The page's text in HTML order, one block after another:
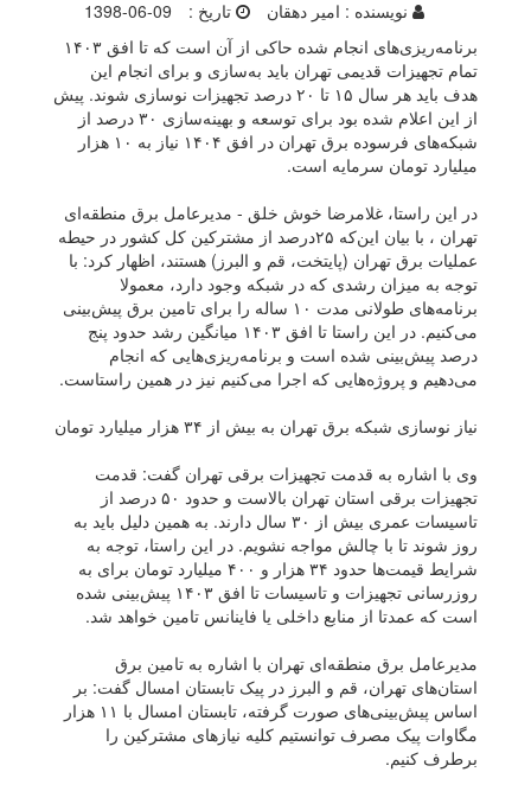
نویسنده : امیر دهقان تاریخ :
1398-06-09
برنامه‌ریزی‌های انجام شده حاکی از آن است که تا افق ۱۴۰۳
تمام تجهیزات قدیمی تهران باید به‌سازی و برای انجام این
هدف باید هر سال ۱۵ تا ۲۰ درصد تجهیزات نوسازی شوند. پیش
از این اعلام شده بود برای توسعه و بهینه‌سازی ۳۰ درصد از
شبکه‌های فرسوده برق تهران در افق ۱۴۰۴ نیاز به ۱۰ هزار
میلیارد تومان سرمایه است.
در این راستا، غلامرضا خوش خلق - مدیرعامل برق منطقه‌ای
تهران ، با بیان این‌که ۲۵درصد از مشترکین کل کشور در حیطه
عملیات برق تهران (پایتخت، قم و البرز) هستند، اظهار کرد: با
توجه به میزان رشدی که در شبکه وجود دارد، معمولا
برنامه‌های طولانی مدت ۱۰ ساله را برای تامین برق پیش‌بینی
می‌کنیم. در این راستا تا افق ۱۴۰۳ میانگین رشد حدود پنج
درصد پیش‌بینی شده است و برنامه‌ریزی‌هایی که انجام
می‌دهیم و پروژه‌هایی که اجرا می‌کنیم نیز در همین راستاست.
نیاز نوسازی شبکه برق تهران به بیش از ۳۴ هزار میلیارد تومان
وی با اشاره به قدمت تجهیزات برقی تهران گفت: قدمت
تجهیزات برقی استان تهران بالاست و حدود ۵۰ درصد از
تاسیسات عمری بیش از ۳۰ سال دارند. به همین دلیل باید به
روز شوند تا با چالش مواجه نشویم. در این راستا، توجه به
شرایط قیمت‌ها حدود ۳۴ هزار و ۴۰۰ میلیارد تومان برای به
روزرسانی تجهیزات و تاسیسات تا افق ۱۴۰۳ پیش‌بینی شده
است که عمدتا از منابع داخلی یا فاینانس تامین خواهد شد.
مدیرعامل برق منطقه‌ای تهران با اشاره به تامین برق
استان‌های تهران، قم و البرز در پیک تابستان امسال گفت: بر
اساس پیش‌بینی‌های صورت گرفته، تابستان امسال با ۱۱ هزار
مگاوات پیک مصرف توانستیم کلیه نیاز‌های مشترکین را
برطرف کنیم.